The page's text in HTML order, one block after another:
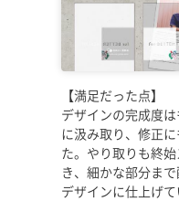
【満足だった点】
デザインの完成度
に汲み取り、修正
た。やり取りも終
き、細かな部分ま
デザインに仕上げて